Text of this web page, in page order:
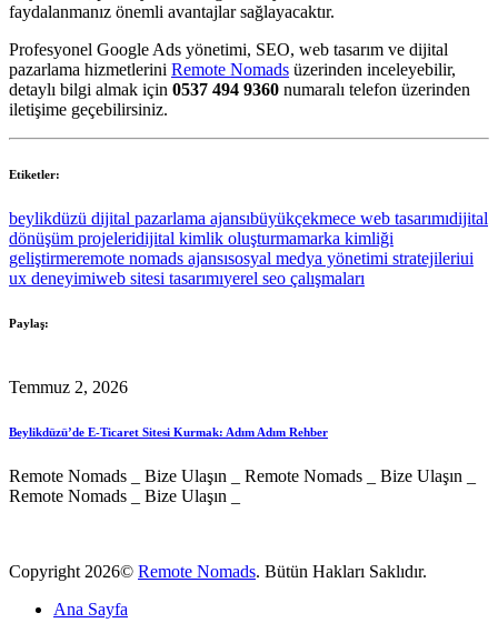
faydalanmanız önemli avantajlar sağlayacaktır.
Profesyonel Google Ads yönetimi, SEO, web tasarım ve dijital
pazarlama hizmetlerini Remote Nomads üzerinden inceleyebilir,
detaylı bilgi almak için 0537 494 9360 numaralı telefon üzerinden
iletişime geçebilirsiniz.
Etiketler:
beylikdüzü dijital pazarlama ajansıbüyükçekmece web tasarımıdijital
dönüşüm projeleridijital kimlik oluşturmamarka kimliği
geliştirmeremote nomads ajansısosyal medya yönetimi stratejileriui
ux deneyimiweb sitesi tasarımıyerel seo çalışmaları
Paylaş:
Temmuz 2, 2026
Beylikdüzü’de E-Ticaret Sitesi Kurmak: Adım Adım Rehber
Remote Nomads Bize Ulaşın Remote Nomads Bize Ulaşın
Remote Nomads
Bize Ulaşın
Copyright 2026© Remote Nomads. Bütün Hakları Saklıdır.
Ana Sayfa